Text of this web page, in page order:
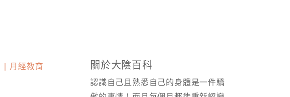
月經教育 關於大陰百科
認識自己且熟悉自己的身體是一件驕